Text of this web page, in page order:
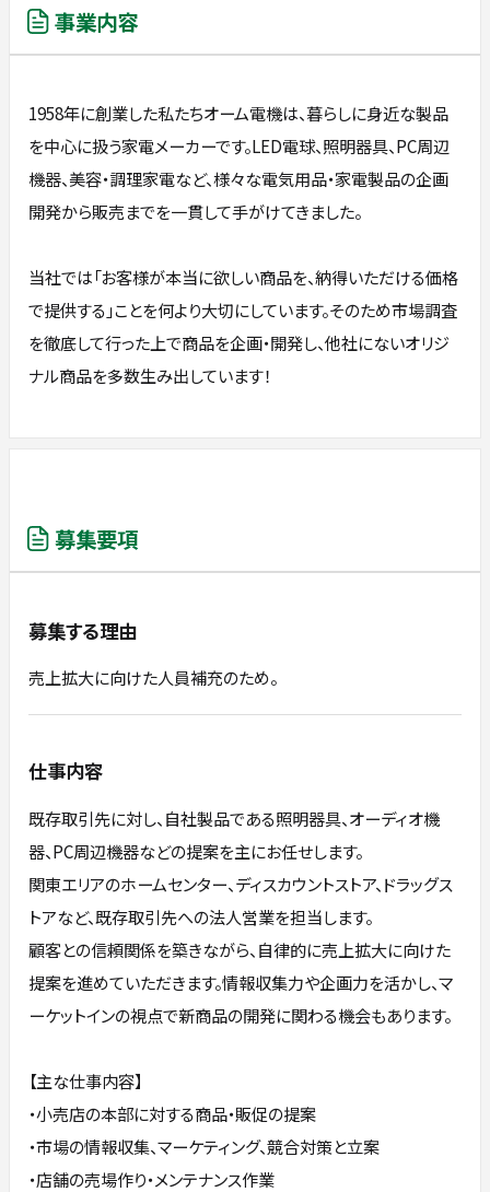
事業内容
1958年に創業した私たちオーム電機は、暮らしに身近な製品
を中心に扱う家電メーカーです。LED電球、照明器具、PC周辺
機器、美容・調理家電など、様々な電気用品・家電製品の企画
開発から販売までを一貫して手がけてきました。
当社では「お客様が本当に欲しい商品を、納得いただける価格
で提供する」ことを何より大切にしています。そのため市場調査
を徹底して行った上で商品を企画・開発し、他社にないオリジ
ナル商品を多数生み出しています！
募集要項
募集する理由
売上拡大に向けた人員補充のため。
仕事内容
既存取引先に対し、自社製品である照明器具、オーディオ機
器、PC周辺機器などの提案を主にお任せします。
関東エリアのホームセンター、ディスカウントストア、ドラッグス
トアなど、既存取引先への法人営業を担当します。
顧客との信頼関係を築きながら、自律的に売上拡大に向けた
提案を進めていただきます。情報収集力や企画力を活かし、マ
ーケットインの視点で新商品の開発に関わる機会もあります。
【主な仕事内容】
・小売店の本部に対する商品・販促の提案
・市場の情報収集、マーケティング、競合対策と立案
・店舗の売場作り・メンテナンス作業